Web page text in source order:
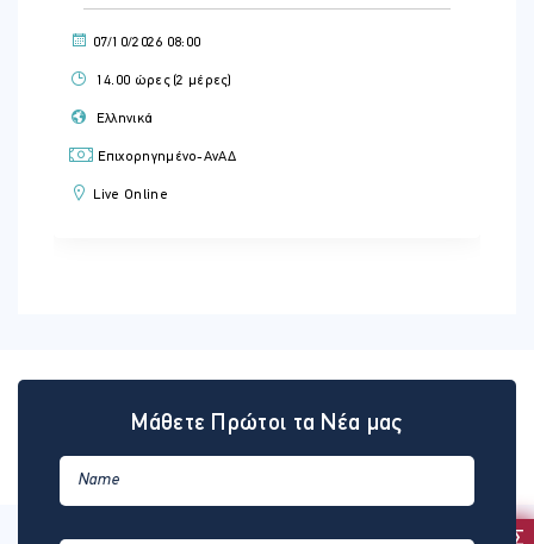
07/10/2026 08:00
14.00 ώρες (2 μέρες)
Ελληνικά
Επιχορηγημένο-ΑνΑΔ
Live Online
Μάθετε Πρώτοι τα Νέα μας